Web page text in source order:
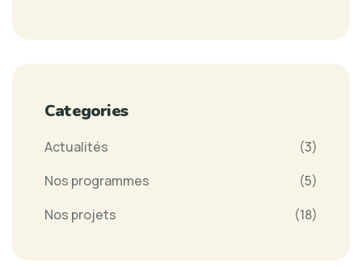
Categories
Actualités
(3)
Nos programmes
(5)
Nos projets
(18)